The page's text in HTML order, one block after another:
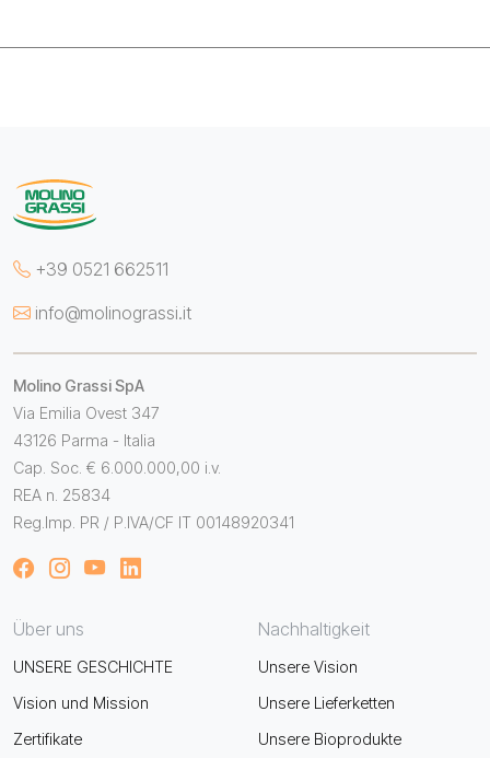
+39 0521 662511
info@molinograssi.it
Molino Grassi SpA
Via Emilia Ovest 347
43126 Parma - Italia
Cap. Soc. € 6.000.000,00 i.v.
REA n. 25834
Reg.Imp. PR / P.IVA/CF IT 00148920341
Über uns
UNSERE GESCHICHTE
Vision und Mission
Zertifikate
Nachhaltigkeit
Unsere Vision
Unsere Lieferketten
Unsere Bioprodukte